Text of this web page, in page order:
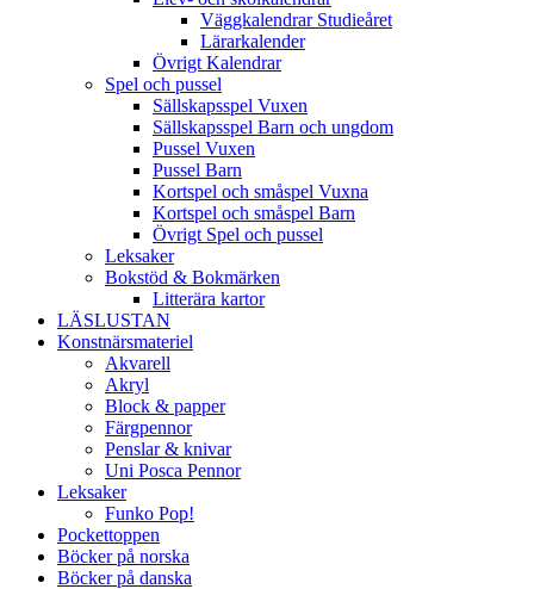
Väggkalendrar Studieåret
Lärarkalender
Övrigt Kalendrar
Spel och pussel
Sällskapsspel Vuxen
Sällskapsspel Barn och ungdom
Pussel Vuxen
Pussel Barn
Kortspel och småspel Vuxna
Kortspel och småspel Barn
Övrigt Spel och pussel
Leksaker
Bokstöd & Bokmärken
Litterära kartor
LÄSLUSTAN
Konstnärsmateriel
Akvarell
Akryl
Block & papper
Färgpennor
Penslar & knivar
Uni Posca Pennor
Leksaker
Funko Pop!
Pockettoppen
Böcker på norska
Böcker på danska